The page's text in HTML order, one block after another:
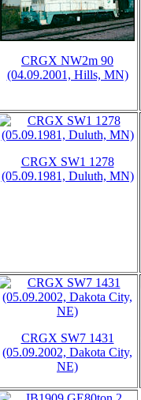
CRGX NW2m 90
(04.09.2001, Hills, MN)
CRGX SW1 1278
(05.09.1981, Duluth, MN)
CRGX SW7 1431
(05.09.2002, Dakota City,
NE)